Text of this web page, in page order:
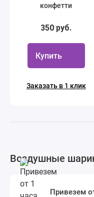
конфетти
350 руб.
Купить
Заказать в 1 клик
Воздушные
Привезем